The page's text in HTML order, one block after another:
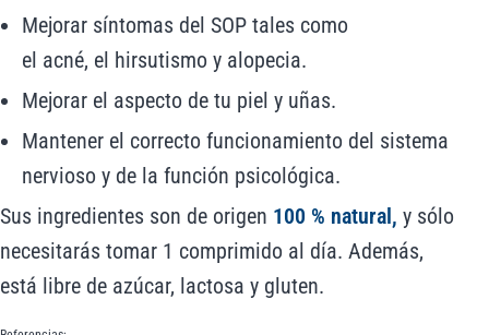
Mejorar síntomas del SOP tales como
el acné, el hirsutismo y alopecia.
Mejorar el aspecto de tu piel y uñas.
Mantener el correcto funcionamiento del sistema
nervioso y de la función psicológica.
Sus ingredientes son de origen 100 % natural, y sólo
necesitarás tomar 1 comprimido al día. Además,
está libre de azúcar, lactosa y gluten.